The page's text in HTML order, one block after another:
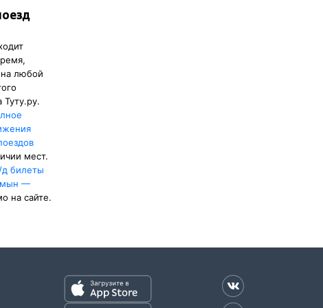
ж/д
купона.
любой
Туту.ру.
мест.
билеты
—
на сайте.